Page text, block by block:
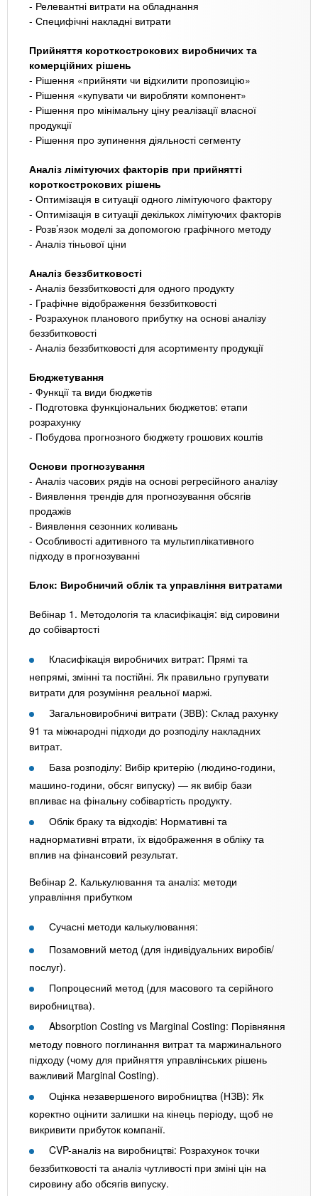
- Релевантні витрати на обладнання
- Специфічні накладні витрати
Прийняття короткострокових виробничих та
комерційних рішень
- Рішення «прийняти чи відхилити пропозицію»
- Рішення «купувати чи виробляти компонент»
- Рішення про мінімальну ціну реалізації власної
продукції
- Рішення про зупинення діяльності сегменту
Аналіз лімітуючих факторів при прийнятті
короткострокових рішень
- Оптимізація в ситуації одного лімітуючого фактору
- Оптимізація в ситуації декількох лімітуючих факторів
- Розв’язок моделі за допомогою графічного методу
- Аналіз тіньової ціни
Аналіз беззбитковості
- Аналіз беззбитковості для одного продукту
- Графічне відображення беззбитковості
- Розрахунок планового прибутку на основі аналізу
беззбитковості
- Аналіз беззбитковості для асортименту продукції
Бюджетування
- Функції та види бюджетів
- Подготовка функціональних бюджетов: етапи
розрахунку
- Побудова прогнозного бюджету грошових коштів
Основи прогнозування
- Аналіз часових рядів на основі регресійного аналізу
- Виявлення трендів для прогнозування обсягів
продажів
- Виявлення сезонних коливань
- Особливості адитивного та мультиплікативного
підходу в прогнозуванні
Блок: Виробничий облік та управління витратами
Вебінар 1. Методологія та класифікація: від сировини
до собівартості
Класифікація виробничих витрат: Прямі та
непрямі, змінні та постійні. Як правильно групувати
витрати для розуміння реальної маржі.
Загальновиробничі витрати (ЗВВ): Склад рахунку
91 та міжнародні підходи до розподілу накладних
витрат.
База розподілу: Вибір критерію (людино-години,
машино-години, обсяг випуску) — як вибір бази
впливає на фінальну собівартість продукту.
Облік браку та відходів: Нормативні та
наднормативні втрати, їх відображення в обліку та
вплив на фінансовий результат.
Вебінар 2. Калькулювання та аналіз: методи
управління прибутком
Сучасні методи калькулювання:
Позамовний метод (для індивідуальних виробів/
послуг).
Попроцесний метод (для масового та серійного
виробництва).
Absorption Costing vs Marginal Costing: Порівняння
методу повного поглинання витрат та маржинального
підходу (чому для прийняття управлінських рішень
важливий Marginal Costing).
Оцінка незавершеного виробництва (НЗВ): Як
коректно оцінити залишки на кінець періоду, щоб не
викривити прибуток компанії.
CVP-аналіз на виробництві: Розрахунок точки
беззбитковості та аналіз чутливості при зміні цін на
сировину або обсягів випуску.